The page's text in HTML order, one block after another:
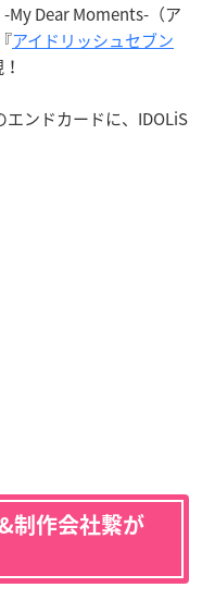
My Dear Moments-（ア
アイドリッシュセブン
ンドカードに、IDOLiS
制作会社繋が